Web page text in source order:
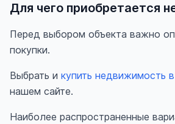
Для чего приобретается
Перед выбором объекта важно
покупки.
Выбрать и купить недвижимость
нашем сайте.
Наиболее распространенные